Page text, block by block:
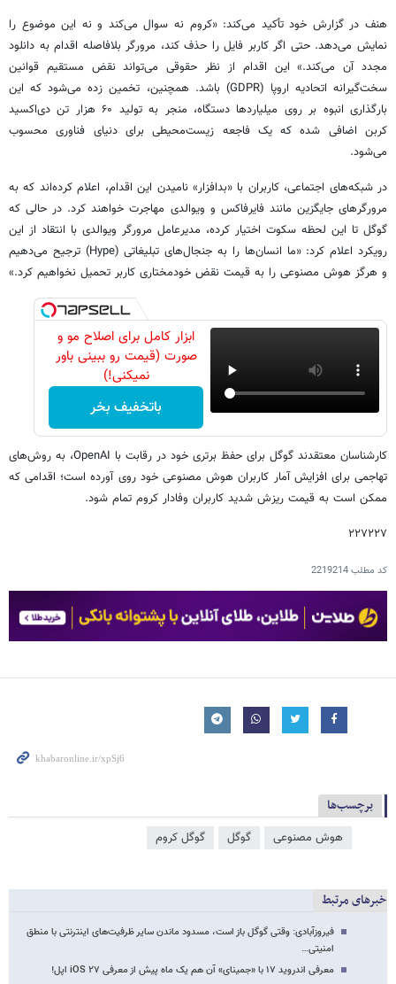
هنف در گزارش خود تأکید می‌کند: «کروم نه سوال می‌کند و نه این موضوع را
نمایش می‌دهد. حتی اگر کاربر فایل را حذف کند، مرورگر بلافاصله اقدام به دانلود
مجدد آن می‌کند.» این اقدام از نظر حقوقی می‌تواند نقض مستقیم قوانین
سخت‌گیرانه اتحادیه اروپا (GDPR) باشد. همچنین، تخمین زده می‌شود که این
بارگذاری انبوه بر روی میلیاردها دستگاه، منجر به تولید ۶۰ هزار تن دی‌اکسید
کربن اضافی شده که یک فاجعه زیست‌محیطی برای دنیای فناوری محسوب
می‌شود.
در شبکه‌های اجتماعی، کاربران با «بدافزار» نامیدن این اقدام، اعلام کرده‌اند که به
مرورگرهای جایگزین مانند فایرفاکس و ویوالدی مهاجرت خواهند کرد. در حالی که
گوگل تا این لحظه سکوت اختیار کرده، مدیرعامل مرورگر ویوالدی با انتقاد از این
رویکرد اعلام کرد: «ما انسان‌ها را به جنجال‌های تبلیغاتی (Hype) ترجیح می‌دهیم
و هرگز هوش مصنوعی را به قیمت نقض خودمختاری کاربر تحمیل نخواهیم کرد.»
ابزار کامل برای اصلاح مو و
صورت (قیمت رو ببینی باور
نمیکنی!)
باتخفیف بخر
کارشناسان معتقدند گوگل برای حفظ برتری خود در رقابت با OpenAI، به روش‌های
تهاجمی برای افزایش آمار کاربران هوش مصنوعی خود روی آورده است؛ اقدامی که
ممکن است به قیمت ریزش شدید کاربران وفادار کروم تمام شود.
۲۲۷۲۲۷
کد مطلب2219214
برچسب‌ها
هوش مصنوعی گوگل گوگل کروم
خبرهای مرتبط
فیروزآبادی: وقتی گوگل باز است، مسدود ماندن سایر ظرفیت‌های اینترنتی با منطق
امنیتی…
معرفی اندروید ۱۷ با «جمینای» آن هم یک ماه پیش از معرفی iOS ۲۷ اپل!